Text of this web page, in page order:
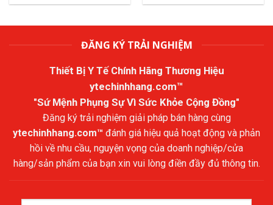
ĐĂNG KÝ TRẢI NGHIỆM
Thiết Bị Y Tế Chính Hãng Thương Hiệu
ytechinhhang.com™
"Sứ Mệnh Phụng Sự Vì Sức Khỏe Cộng Đồng"
Đăng ký trải nghiệm giải pháp bán hàng cùng
ytechinhhang.com™ đánh giá hiệu quả hoạt động và phản
hồi về nhu cầu, nguyện vọng của doanh nghiệp/cửa
hàng/sản phẩm của bạn xin vui lòng điền đầy đủ thông tin.